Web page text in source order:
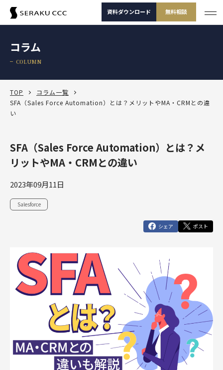
資料ダウンロード 無料相談
サービス一覧
-30秒でかんたん診断-
サービスから選
ング支援
対象製品
Salesforce
ダッシュボ
ードワーク
ショップ
カスタマー
ジャーニー
駐・リモー
ト）
Salesforce
Tableau
Account
Engagement
Marketing
その他サー
BtoBマ
ーケティング
支援
HubSpot
サービス一覧
サービスから選ぶ
ダッシュボードワークショップ
カスタマージャーニーワークショップ
SFAマネジメントワークショップ
サクセスパスワークショップ
Tableau
Salesforce
Tableau
Account Engagement
Agentforce
その他サービス
BtoBマーケティング支援
HubSpot
定着・活用支援
運用(常駐・リモート)支援
エンジニア派遣
Tableau
定着・活用支援
定着・活用支援
Agentforce
HubSpot
導入、定着・活用支援
BtoBマーケティング支援
よくある課題
Salesforceを導入したけどうまく使えていない
Salesforceセールスコンサルティング 支援
支援事例
セミナー
選ばれる理由
資料ダウンロード
コラム
COLUMN
TOP
コラム一覧
SFA（Sales Force Automation）とは？メリットやMA・CRMとの違
い
SFA（Sales Force Automation）とは？メ
リットやMA・CRMとの違い
2023年09月11日
Salesforce
シェア ポスト